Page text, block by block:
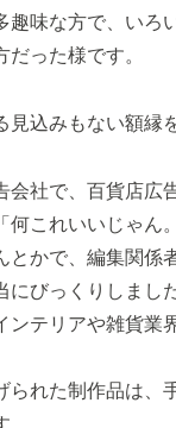
趣味な方で、いろ
った様です。
見込みもない額縁
会社で、百貨店広
何これいいじゃん
とかで、編集関係
にびっくりしまし
ンテリアや雑貨業
られた制作品は、